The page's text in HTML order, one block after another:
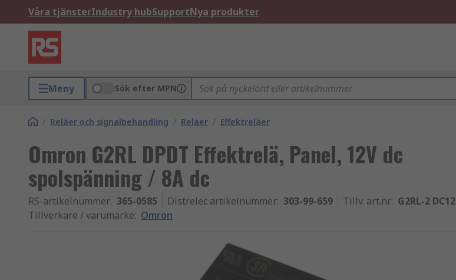
Våra tjänsterIndustry hubSupportNya produkter
Meny Sök efter MPN
/ Reläer och signalbehandling / Reläer / Effektreläer
Omron G2RL DPDT Effektrelä, Panel, 12V dc
spolspänning / 8A dc
RS-artikelnummer: 365-0585 Distrelec artikelnummer: 303-99-659 Tillv. art.nr: G2RL-2 DC12
Tillverkare / varumärke: Omron